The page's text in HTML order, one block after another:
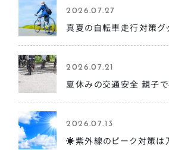
2026.07.27
真夏の自転車走行対策グ
2026.07.21
夏休みの交通安全 親子
2026.07.13
☀️紫外線のピーク対策は